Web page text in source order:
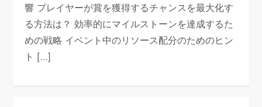
響 プレイヤーが賞を獲得するチャンスを最大化す
る方法は？ 効率的にマイルストーンを達成するた
めの戦略 イベント中のリソース配分のためのヒン
ト […]